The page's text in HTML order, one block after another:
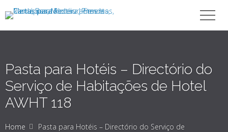
Pasta para Hotéis – Directório do
Serviço de Habitações de Hotel
AWHT 118
Home
Pasta para Hotéis – Directório do Serviço de